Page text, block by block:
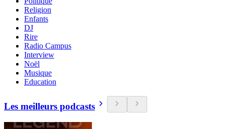
Religion
Enfants
DJ
Rire
Radio Campus
Interview
Noël
Musique
Education
Les meilleurs podcasts